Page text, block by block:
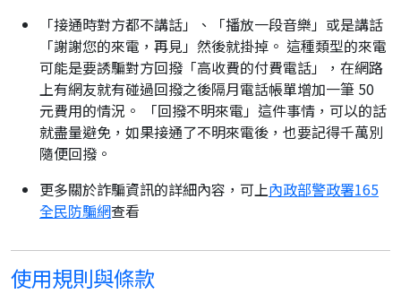
「接通時對方都不講話」、「播放一段音樂」或是講話
「謝謝您的來電，再見」然後就掛掉。 這種類型的來電
可能是要誘騙對方回撥「高收費的付費電話」，在網路
上有網友就有碰過回撥之後隔月電話帳單增加一筆 50
元費用的情況。 「回撥不明來電」這件事情，可以的話
就盡量避免，如果接通了不明來電後，也要記得千萬別
隨便回撥。
更多關於詐騙資訊的詳細內容，可上內政部警政署165
全民防騙網查看
使用規則與條款